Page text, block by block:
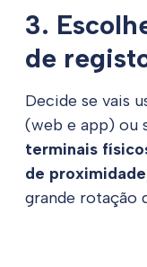
3.
de
Decide se vais
(web e app) ou
terminais
de proximidade
grande rotação